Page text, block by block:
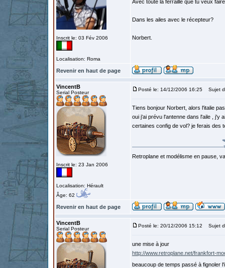
Inscrit le: 03 Fév 2006
Localisation: Roma
Avec toute la ferraille que tu veux
Dans les ailes avec le récepteur?
Norbert.
Revenir en haut de page
VincentB
Serial Posteur
Inscrit le: 23 Jan 2006
Localisation: Hérault
Âge: 62
Posté le: 14/12/2006 16:25 Sujet
Tiens bonjour Norbert, alors l'italie
oui j'ai prévu l'antenne dans l'aile , j'y
certaines config de vol? je ferais des
Retroplane et modélisme en pause,
Revenir en haut de page
VincentB
Serial Posteur
Posté le: 20/12/2006 15:12 Sujet
une mise à jour
http://www.retroplane.net/frankfort-
beaucoup de temps passé à fignoler